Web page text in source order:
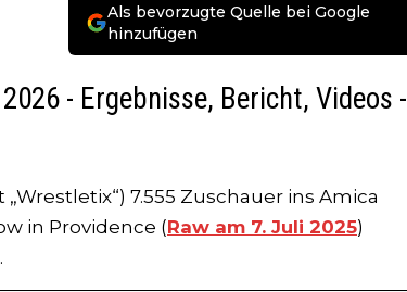
Als bevorzugte Quelle bei Google
hinzufügen
- Ergebnisse, Bericht, Videos -
7.555 Zuschauer ins Amica
in Providence (Raw am 7. Juli 2025)